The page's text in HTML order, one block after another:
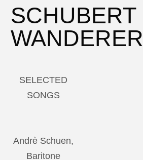
SCHUBERT
WANDERER
SELECTED
SONGS
Andrè Schuen,
Baritone